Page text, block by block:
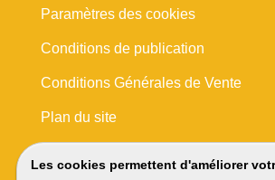
Les cookies permettent d'améliorer
Paramètres des cookies
Conditions de publication
Conditions Générales de Vente
Plan du site